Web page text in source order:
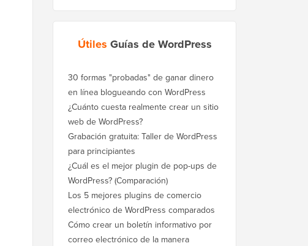
Útiles Guías de WordPress
30 formas "probadas" de ganar dinero
en línea blogueando con WordPress
¿Cuánto cuesta realmente crear un sitio
web de WordPress?
Grabación gratuita: Taller de WordPress
para principiantes
¿Cuál es el mejor plugin de pop-ups de
WordPress? (Comparación)
Los 5 mejores plugins de comercio
electrónico de WordPress comparados
Cómo crear un boletín informativo por
correo electrónico de la manera